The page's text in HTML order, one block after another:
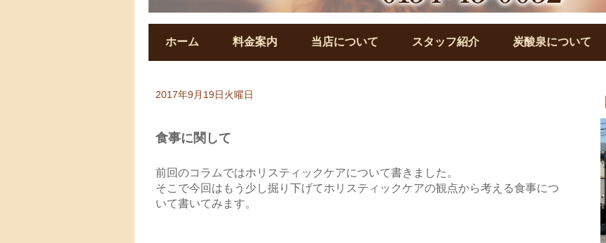
ホーム 料金案内 当店について スタッフ紹介 炭酸泉について
2017年9月19日火曜日
食事に関して
前回のコラムではホリスティックケアについて書きました。
そこで今回はもう少し掘り下げてホリスティックケアの観点から考える食事につ
いて書いてみます。